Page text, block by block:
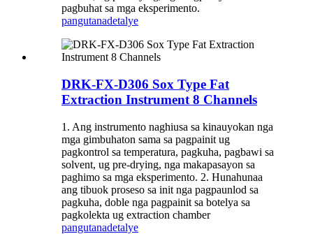
pagbuhat sa mga eksperimento.
pangutanadetalye
DRK-FX-D306 Sox Type Fat
Extraction Instrument 8 Channels
1. Ang instrumento naghiusa sa kinauyokan nga
mga gimbuhaton sama sa pagpainit ug
pagkontrol sa temperatura, pagkuha, pagbawi sa
solvent, ug pre-drying, nga makapasayon ​​sa
paghimo sa mga eksperimento. 2. Hunahunaa
ang tibuok proseso sa init nga pagpaunlod sa
pagkuha, doble nga pagpainit sa botelya sa
pagkolekta ug extraction chamber
pangutanadetalye